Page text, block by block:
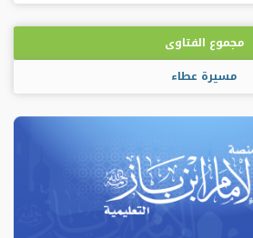
مجموع الفتاوى
مسيرة عطاء